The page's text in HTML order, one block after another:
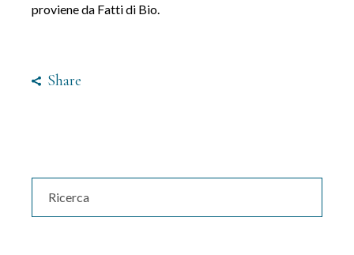
proviene da Fatti di Bio.
Share
Search
for: